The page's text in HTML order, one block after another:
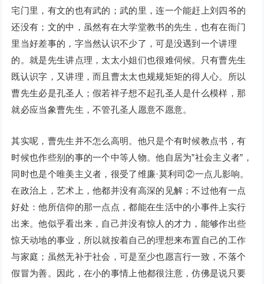
宅门里，有文的也有武的；武的里，连一个能赶上刘四爷的
还没有；文的中，虽然有在大学堂教书的先生，也有在衙门
里当好差事的，字当然认识不少了，可是没遇到一个讲理
的。就是先生讲点理，太太小姐们也很难伺候。只有曹先生
既认识字，又讲理，而且曹太太也规规矩矩的得人心。所以
曹先生必是孔圣人；假若祥子想不起孔圣人是什么模样，那
就必应当象曹先生，不管孔圣人愿意不愿意。
其实呢，曹先生并不怎么高明。他只是个有时候教点书，有
时候也作些别的事的一个中等人物。他自居为”社会主义者”，
同时也是个唯美主义者，很受了维廉·莫利司②一点儿影响。
在政治上，艺术上，他都并没有高深的见解；不过他有一点
好处：他所信仰的那一点点，都能在生活中的小事件上实行
出来。他似乎看出来，自己并没有惊人的才力，能够作出些
惊天动地的事业，所以就按着自己的理想来布置自己的工作
与家庭；虽然无补于社会，可是至少也愿言行一致，不落个
假冒为善。因此，在小的事情上他都很注意，仿佛是说只要